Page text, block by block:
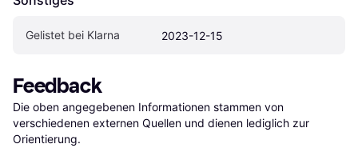
Gelistet bei Klarna 2023-12-15
Feedback
Die oben angegebenen Informationen stammen von
verschiedenen externen Quellen und dienen lediglich zur
Orientierung.